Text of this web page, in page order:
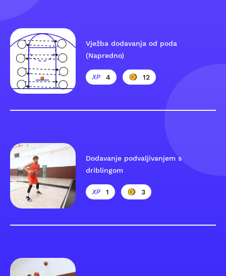
Vježba dodavanja od poda
(Napredno)
4 12
Dodavanje podvaljivanjem s
driblingom
1 3